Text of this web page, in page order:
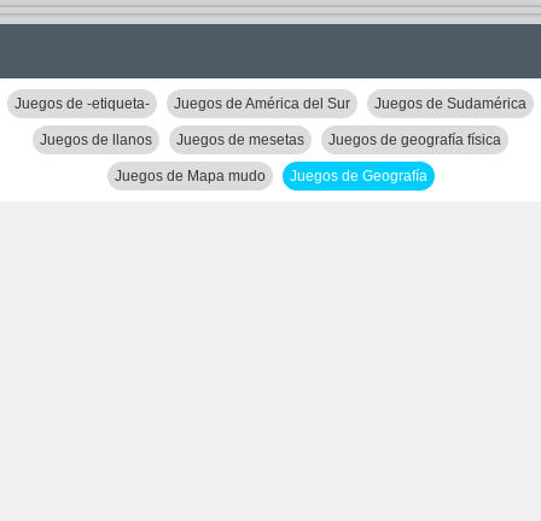
Juegos de -etiqueta- Juegos de América del Sur Juegos de Sudamérica
Juegos de llanos Juegos de mesetas Juegos de geografía física
Juegos de Mapa mudo Juegos de Geografía